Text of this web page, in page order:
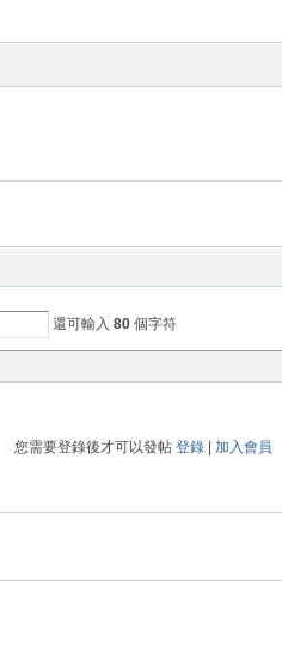
還可輸入 80 個字符
您需要登錄後才可以發帖 登錄 加入會員